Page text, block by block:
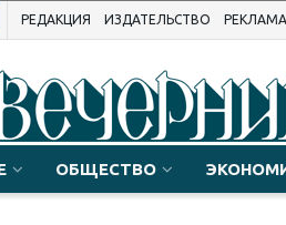
РЕДАКЦИЯ ИЗДАТЕЛЬСТВО РЕКЛАМА
ОБЩЕСТВО